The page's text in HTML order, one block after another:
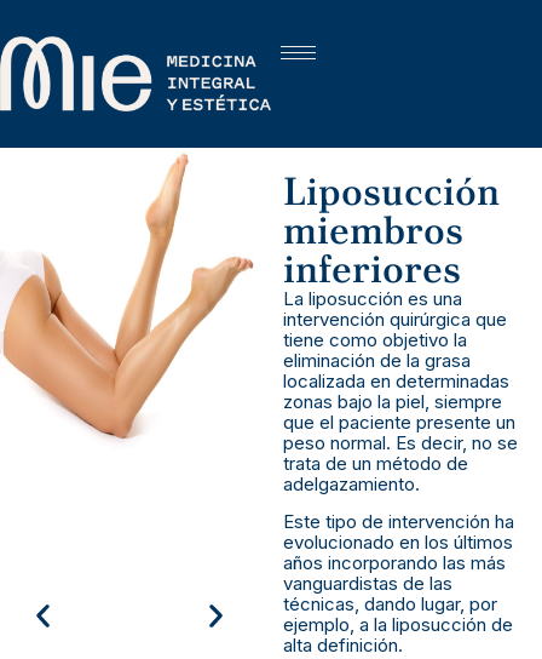
Liposucción
miembros
inferiores
La liposucción es una
intervención quirúrgica que
tiene como objetivo la
eliminación de la grasa
localizada en determinadas
zonas bajo la piel, siempre
que el paciente presente un
peso normal. Es decir, no se
trata de un método de
adelgazamiento.
Este tipo de intervención ha
evolucionado en los últimos
años incorporando las más
vanguardistas de las
técnicas, dando lugar, por
ejemplo, a la liposucción de
alta definición.